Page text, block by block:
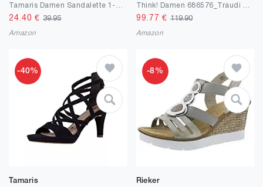
24.40 €39.95
Amazon
99.77 € 119.90
Amazon
-40%
Tamaris
-8%
Rieker